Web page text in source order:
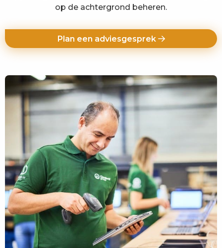
op de achtergrond beheren.
Plan een adviesgesprek